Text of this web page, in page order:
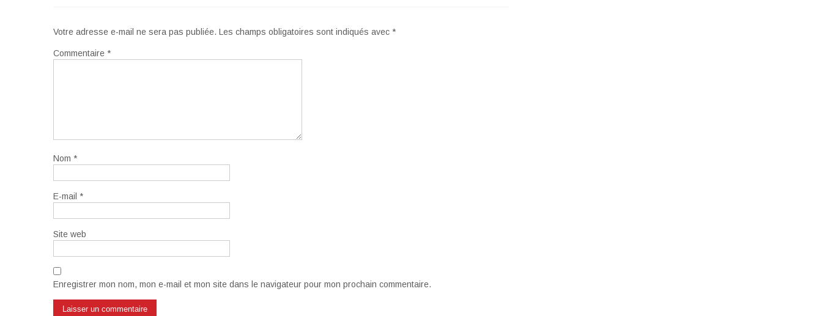
Votre adresse e-mail ne sera pas publiée. Les champs obligatoires sont indiqués avec *
Commentaire *
Nom *
E-mail *
Site web
Enregistrer mon nom, mon e-mail et mon site dans le navigateur pour mon prochain commentaire.